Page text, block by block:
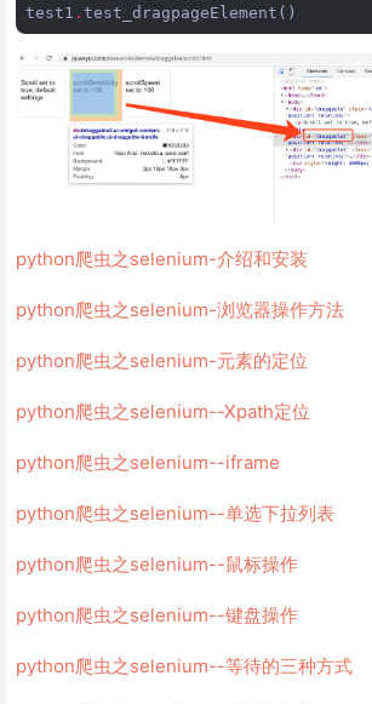
test1 . test_dragpageElement ()
python爬虫之selenium-介绍和安装
python爬虫之selenium-浏览器操作方法
python爬虫之selenium-元素的定位
python爬虫之selenium--Xpath定位
python爬虫之selenium--iframe
python爬虫之selenium--单选下拉列表
python爬虫之selenium--鼠标操作
python爬虫之selenium--键盘操作
python爬虫之selenium--等待的三种方式